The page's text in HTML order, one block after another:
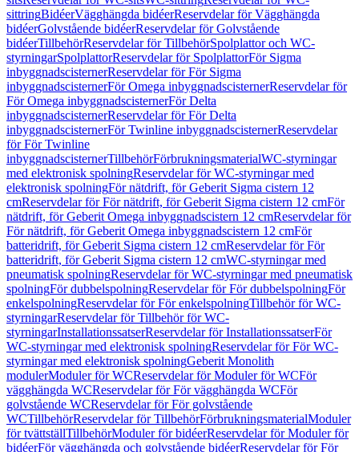
sittringBidéerVägghängda bidéerReservdelar för Vägghängda
bidéerGolvstående bidéerReservdelar för Golvstående
bidéerTillbehörReservdelar för TillbehörSpolplattor och WC-
styrningarSpolplattorReservdelar för SpolplattorFör Sigma
inbyggnadscisternerReservdelar för För Sigma
inbyggnadscisternerFör Omega inbyggnadscisternerReservdelar för
För Omega inbyggnadscisternerFör Delta
inbyggnadscisternerReservdelar för För Delta
inbyggnadscisternerFör Twinline inbyggnadscisternerReservdelar
för För Twinline
inbyggnadscisternerTillbehörFörbrukningsmaterialWC-styrningar
med elektronisk spolningReservdelar för WC-styrningar med
elektronisk spolningFör nätdrift, för Geberit Sigma cistern 12
cmReservdelar för För nätdrift, för Geberit Sigma cistern 12 cmFör
nätdrift, för Geberit Omega inbyggnadscistern 12 cmReservdelar för
För nätdrift, för Geberit Omega inbyggnadscistern 12 cmFör
batteridrift, för Geberit Sigma cistern 12 cmReservdelar för För
batteridrift, för Geberit Sigma cistern 12 cmWC-styrningar med
pneumatisk spolningReservdelar för WC-styrningar med pneumatisk
spolningFör dubbelspolningReservdelar för För dubbelspolningFör
enkelspolningReservdelar för För enkelspolningTillbehör för WC-
styrningarReservdelar för Tillbehör för WC-
styrningarInstallationssatserReservdelar för InstallationssatserFör
WC-styrningar med elektronisk spolningReservdelar för För WC-
styrningar med elektronisk spolningGeberit Monolith
modulerModuler för WCReservdelar för Moduler för WCFör
vägghängda WCReservdelar för För vägghängda WCFör
golvstående WCReservdelar för För golvstående
WCTillbehörReservdelar för TillbehörFörbrukningsmaterialModuler
för tvättställTillbehörModuler för bidéerReservdelar för Moduler för
bidéerFör vägghängda och golvstående bidéerReservdelar för För